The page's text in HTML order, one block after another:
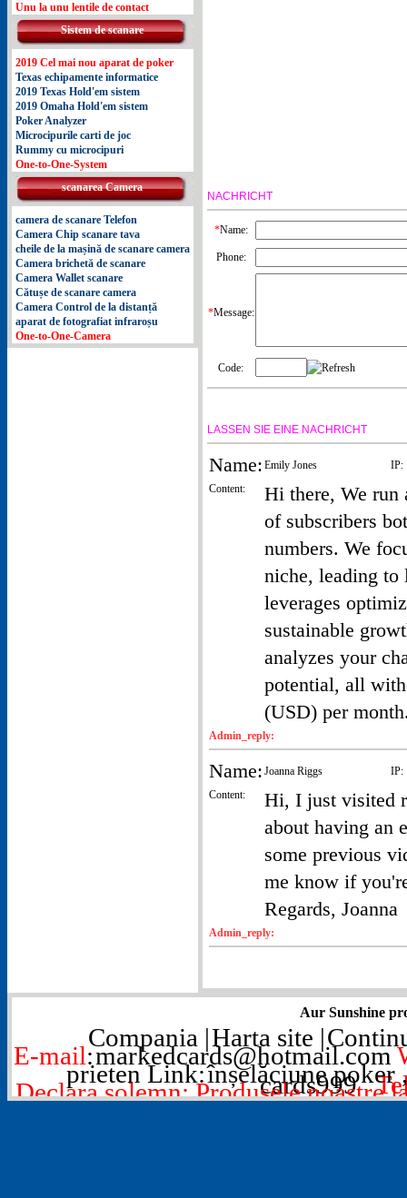
Unu la unu lentile de contact
Sistem de scanare
2019 Cel mai nou aparat de poker
Texas echipamente informatice
2019 Texas Hold'em sistem
2019 Omaha Hold'em sistem
Poker Analyzer
Microcipurile carti de joc
Rummy cu microcipuri
One-to-One-System
scanarea Camera
camera de scanare Telefon
Camera Chip scanare tava
cheile de la mașină de scanare camera
Camera brichetă de scanare
Camera Wallet scanare
Cătușe de scanare camera
Camera Control de la distanță
aparat de fotografiat infraroșu
One-to-One-Camera
NACHRICHT
*Name:
Phone:
*Message:
Code:
LASSEN SIE EINE NACHRICHT
Name: Emily Jones
IP:
Content:
Hi there, We run
of subscribers
numbers. We
niche, leading to
leverages
sustainable
analyzes your
potential, all
(USD) per
Admin_reply:
Name: Joanna Riggs
IP:
Content:
Hi, I just visited
about having an
some previous
me know if
Regards, Joanna
Admin_reply:
Aur Sunshine
Compania |Harta site |
E-mail:markedcards@hotmail.com
cards999
prieten Link:înșelăciune poker
Declara solemn: Produsele noastre